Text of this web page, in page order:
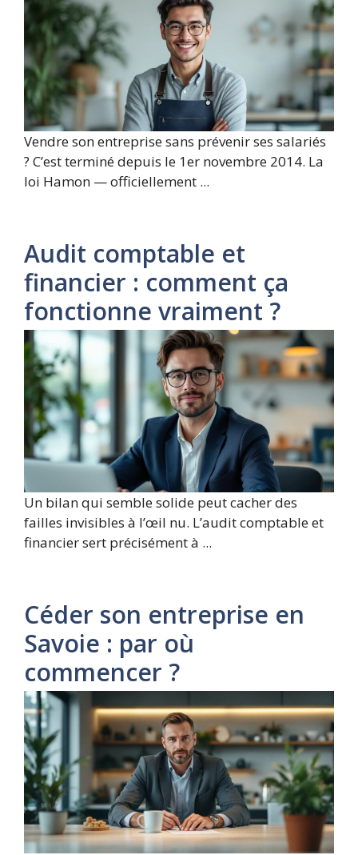
Vendre son entreprise sans prévenir ses salariés
? C’est terminé depuis le 1er novembre 2014. La
loi Hamon — officiellement ...
Audit comptable et
financier : comment ça
fonctionne vraiment ?
Un bilan qui semble solide peut cacher des
failles invisibles à l’œil nu. L’audit comptable et
financier sert précisément à ...
Céder son entreprise en
Savoie : par où
commencer ?